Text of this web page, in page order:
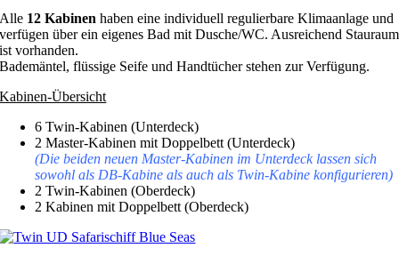
Alle 12 Kabinen haben eine individuell regulierbare Klimaanlage und
verfügen über ein eigenes Bad mit Dusche/WC. Ausreichend Stauraum
ist vorhanden.
Bademäntel, flüssige Seife und Handtücher stehen zur Verfügung.
Kabinen-Übersicht
6 Twin-Kabinen (Unterdeck)
2 Master-Kabinen mit Doppelbett (Unterdeck)
(Die beiden neuen Master-Kabinen im Unterdeck lassen sich
sowohl als DB-Kabine als auch als Twin-Kabine konfigurieren)
2 Twin-Kabinen (Oberdeck)
2 Kabinen mit Doppelbett (Oberdeck)